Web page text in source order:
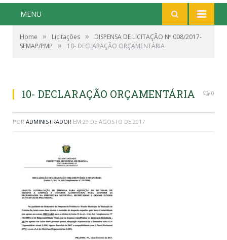
MENU
Home » Licitações »
DISPENSA DE LICITAÇÃO Nº 008/2017-
SEMAP/PMP
» 10- DECLARAÇÃO ORÇAMENTÁRIA
10- DECLARAÇÃO ORÇAMENTÁRIA 0
POR ADMINISTRADOR EM 29 DE AGOSTO DE 2017